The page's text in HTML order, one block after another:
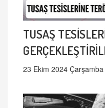
TUSAŞ
23 Ekim 2024 Çarşamba